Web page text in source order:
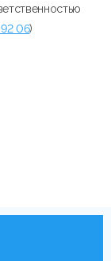
92 06)